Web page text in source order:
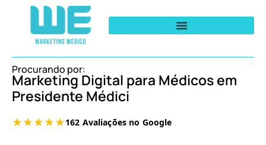
Procurando por:
Marketing Digital para Médicos em
Presidente Médici